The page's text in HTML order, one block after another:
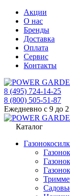
Акции
О нас
Бренды
Доставка
Оплата
Сервис
Контакты
8 (495) 724-14-25
8 (800) 505-51-87
Ежедневно с 9 до
Каталог